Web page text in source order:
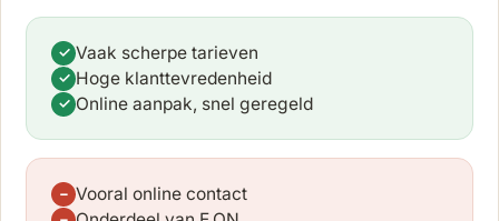
✓ Vaak scherpe tarieven
✓ Hoge klanttevredenheid
✓ Online aanpak, snel geregeld
− Vooral online contact